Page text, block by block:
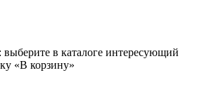
выберите в каталоге интересующий
«В корзину»